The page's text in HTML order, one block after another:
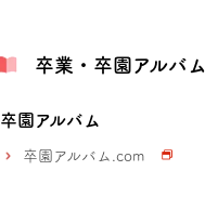
卒業・卒園アルバム
卒園アルバム
卒園アルバム.com